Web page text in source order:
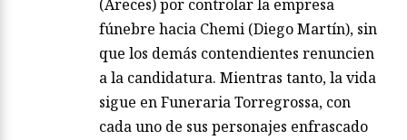
(Areces) por controlar la empresa
fúnebre hacia Chemi (Diego Martín), sin
que los demás contendientes renuncien
a la candidatura. Mientras tanto, la vida
sigue en Funeraria Torregrossa, con
cada uno de sus personajes enfrascado